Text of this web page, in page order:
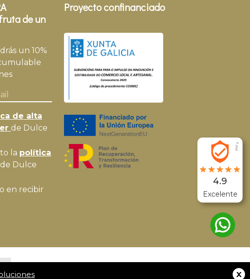
de un
un 10%
de alta
de Dulce
la política
de Dulce
en recibir
Proyecto confinanciado
4.9
Excelente
X